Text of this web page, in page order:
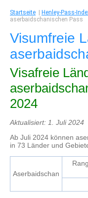
Startseite Henley-Pass-
aserbaidschanischen Pass
Visumfreie
Visafreie
2024
Aktualisiert: 1. Juli 2024
Ab Juli 2024 können
in 73 Länder und
Aserbaidschan